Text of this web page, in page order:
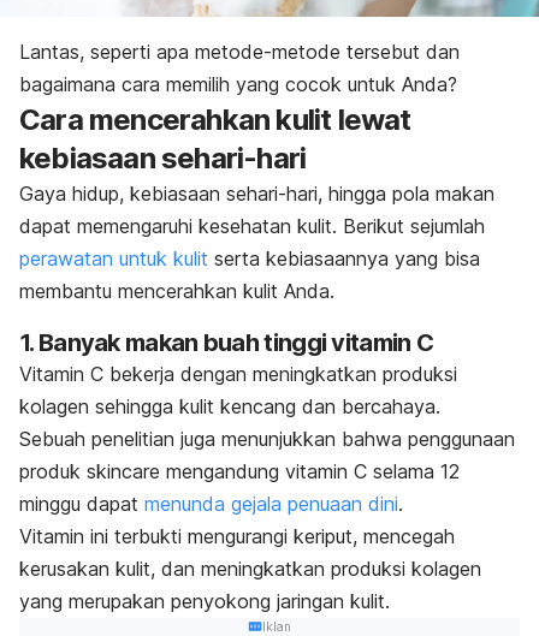
Lantas, seperti apa metode-metode tersebut dan
bagaimana cara memilih yang cocok untuk Anda?
Cara mencerahkan kulit lewat
kebiasaan sehari-hari
Gaya hidup, kebiasaan sehari-hari, hingga pola makan
dapat memengaruhi kesehatan kulit. Berikut sejumlah
perawatan untuk kulit serta kebiasaannya yang bisa
membantu mencerahkan kulit Anda.
1. Banyak makan buah tinggi vitamin C
Vitamin C bekerja dengan meningkatkan produksi
kolagen sehingga kulit kencang dan bercahaya.
Sebuah penelitian juga menunjukkan bahwa penggunaan
produk skincare mengandung vitamin C selama 12
minggu dapat menunda gejala penuaan dini.
Vitamin ini terbukti mengurangi keriput, mencegah
kerusakan kulit, dan meningkatkan produksi kolagen
yang merupakan penyokong jaringan kulit.
Iklan